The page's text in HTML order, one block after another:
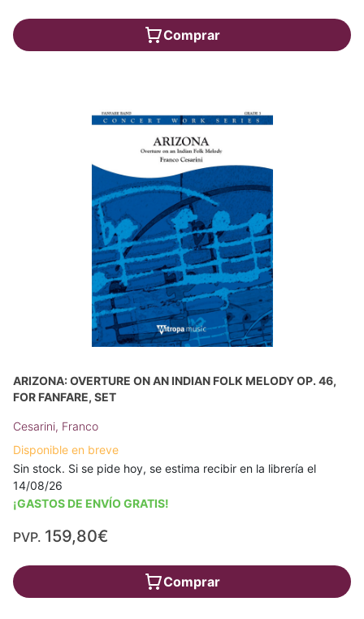
Comprar
ARIZONA: OVERTURE ON AN INDIAN FOLK MELODY OP. 46,
FOR FANFARE, SET
Cesarini, Franco
Disponible en breve
Sin stock. Si se pide hoy, se estima recibir en la librería el
14/08/26
¡GASTOS DE ENVÍO GRATIS!
PVP. 159,80€
Comprar